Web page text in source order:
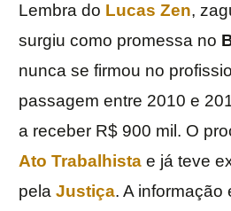
Lembra do Lucas Zen,
surgiu como promessa no
nunca se firmou no
passagem entre 2010 e
a receber R$ 900 mil. O
Ato Trabalhista e já teve
pela Justiça. A informação